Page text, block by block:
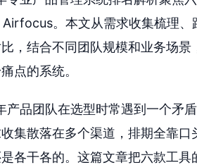
。本文从需求收集梳理
，结合不同团队规模和业务场
点的系统。
产品团队在选型时常遇到一个矛
集散落在多个渠道，排期全靠
各干各的。这篇文章把六款工